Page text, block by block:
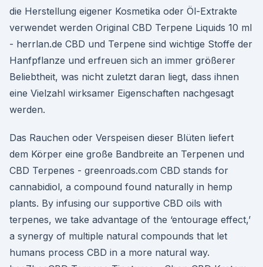
die Herstellung eigener Kosmetika oder Öl-Extrakte
verwendet werden Original CBD Terpene Liquids 10 ml
- herrlan.de CBD und Terpene sind wichtige Stoffe der
Hanfpflanze und erfreuen sich an immer größerer
Beliebtheit, was nicht zuletzt daran liegt, dass ihnen
eine Vielzahl wirksamer Eigenschaften nachgesagt
werden.
Das Rauchen oder Verspeisen dieser Blüten liefert
dem Körper eine große Bandbreite an Terpenen und
CBD Terpenes - greenroads.com CBD stands for
cannabidiol, a compound found naturally in hemp
plants. By infusing our supportive CBD oils with
terpenes, we take advantage of the ‘entourage effect,’
a synergy of multiple natural compounds that let
humans process CBD in a more natural way.